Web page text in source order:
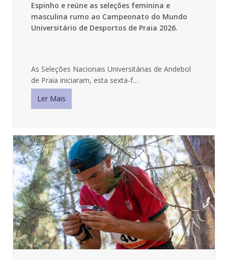
Espinho e reúne as seleções feminina e
masculina rumo ao Campeonato do Mundo
Universitário de Desportos de Praia 2026.
As Seleções Nacionais Universitárias de Andebol
de Praia iniciaram, esta sexta-f…
Ler Mais